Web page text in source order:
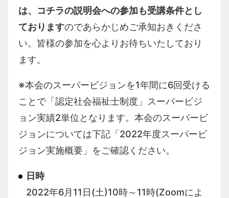
は、コチラの説明会への参加も受講条件とし
ておりますのであらかじめご承知おきくださ
い。皆様の参加を心よりお待ちいたしており
ます。
※本会のスーパービジョンを1年間に6回受ける
ことで「認定社会福祉士制度」スーパービジ
ョン実績2単位となります。本会のスーパービ
ジョンについては下記「2022年度スーパービ
ジョン実施概要」をご確認ください。
日時
2022年6月11日(土)10時～11時(Zoomによ